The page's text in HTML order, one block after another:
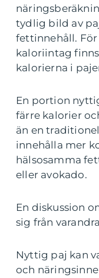
tydlig bild av
fettinnehåll.
kaloriintag
kalorierna i
En portion
färre kalorier
än en
innehålla mer
hälsosamma
eller avokado.
En diskussion
sig från varandra
Nyttig paj kan
och